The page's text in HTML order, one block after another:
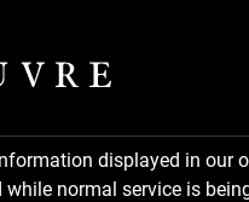
displayed in
normal service is